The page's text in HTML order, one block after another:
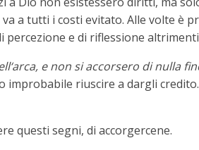
a tutti i costi evitato. Alle volte è
percezione e di riflessione
e non si accorsero di nulla
improbabile riuscire a dargli
questi segni, di accorgercene.